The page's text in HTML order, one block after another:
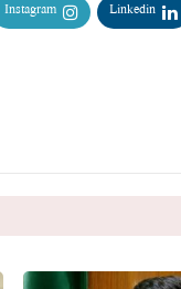
Linkedin
Instagram